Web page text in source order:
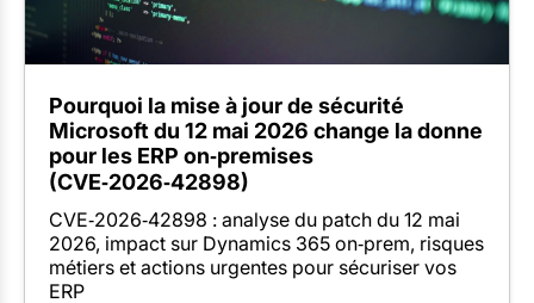
Pourquoi la mise à jour de sécurité
Microsoft du 12 mai 2026 change la donne
pour les ERP on‑premises
(CVE‑2026‑42898)
CVE‑2026‑42898 : analyse du patch du 12 mai
2026, impact sur Dynamics 365 on‑prem, risques
métiers et actions urgentes pour sécuriser vos
ERP